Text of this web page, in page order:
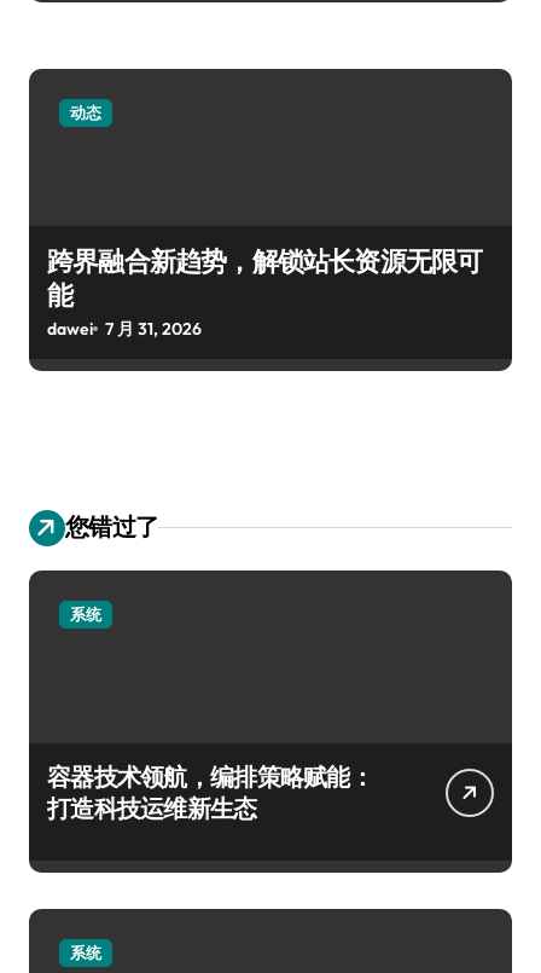
动态
跨界融合新趋势，解锁站长资源无限可
能
dawei 7 月 31, 2026
您错过了
系统
容器技术领航，编排策略赋能：
打造科技运维新生态
系统